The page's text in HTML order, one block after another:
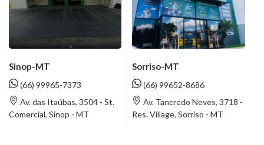
Sinop-MT
(66) 99965-7373
Av. das Itaúbas, 3504 - St.
Comercial, Sinop - MT
Sorriso-MT
(66) 99652-8686
Av. Tancredo Neves, 3718 -
Res. Village, Sorriso - MT